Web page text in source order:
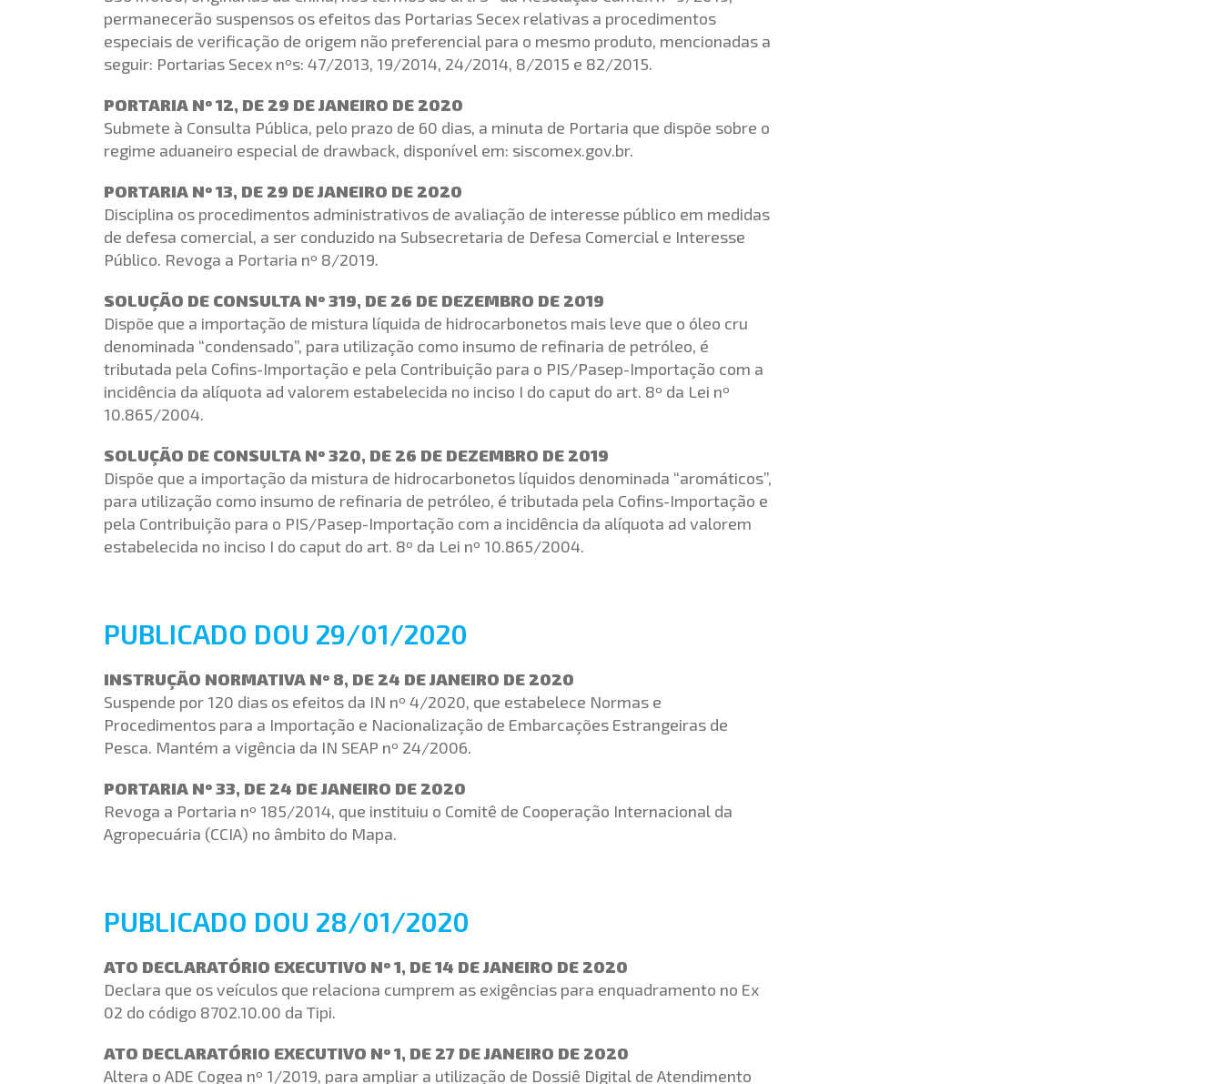
permanecerão suspensos os efeitos das Portarias Secex relativas a procedimentos
especiais de verificação de origem não preferencial para o mesmo produto, mencionadas a
seguir: Portarias Secex nºs: 47/2013, 19/2014, 24/2014, 8/2015 e 82/2015.
PORTARIA Nº 12, DE 29 DE JANEIRO DE 2020
Submete à Consulta Pública, pelo prazo de 60 dias, a minuta de Portaria que dispõe sobre o
regime aduaneiro especial de drawback, disponível em: siscomex.gov.br.
PORTARIA Nº 13, DE 29 DE JANEIRO DE 2020
Disciplina os procedimentos administrativos de avaliação de interesse público em medidas
de defesa comercial, a ser conduzido na Subsecretaria de Defesa Comercial e Interesse
Público. Revoga a Portaria nº 8/2019.
SOLUÇÃO DE CONSULTA Nº 319, DE 26 DE DEZEMBRO DE 2019
Dispõe que a importação de mistura líquida de hidrocarbonetos mais leve que o óleo cru
denominada “condensado”, para utilização como insumo de refinaria de petróleo, é
tributada pela Cofins-Importação e pela Contribuição para o PIS/Pasep-Importação com a
incidência da alíquota ad valorem estabelecida no inciso I do caput do art. 8º da Lei nº
10.865/2004.
SOLUÇÃO DE CONSULTA Nº 320, DE 26 DE DEZEMBRO DE 2019
Dispõe que a importação da mistura de hidrocarbonetos líquidos denominada “aromáticos”,
para utilização como insumo de refinaria de petróleo, é tributada pela Cofins-Importação e
pela Contribuição para o PIS/Pasep-Importação com a incidência da alíquota ad valorem
estabelecida no inciso I do caput do art. 8º da Lei nº 10.865/2004.
PUBLICADO DOU 29/01/2020
INSTRUÇÃO NORMATIVA Nº 8, DE 24 DE JANEIRO DE 2020
Suspende por 120 dias os efeitos da IN nº 4/2020, que estabelece Normas e
Procedimentos para a Importação e Nacionalização de Embarcações Estrangeiras de
Pesca. Mantém a vigência da IN SEAP nº 24/2006.
PORTARIA Nº 33, DE 24 DE JANEIRO DE 2020
Revoga a Portaria nº 185/2014, que instituiu o Comitê de Cooperação Internacional da
Agropecuária (CCIA) no âmbito do Mapa.
PUBLICADO DOU 28/01/2020
ATO DECLARATÓRIO EXECUTIVO Nº 1, DE 14 DE JANEIRO DE 2020
Declara que os veículos que relaciona cumprem as exigências para enquadramento no Ex
02 do código 8702.10.00 da Tipi.
ATO DECLARATÓRIO EXECUTIVO Nº 1, DE 27 DE JANEIRO DE 2020
Altera o ADE Cogea nº 1/2019, para ampliar a utilização de Dossiê Digital de Atendimento